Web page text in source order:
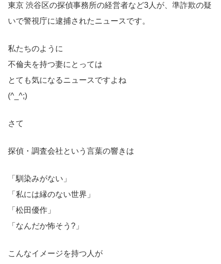
東京 渋谷区の探偵事務所の経営者など3人が、準詐欺の疑
いで警視庁に逮捕されたニュースです。
私たちのように
不倫夫を持つ妻にとっては
とても気になるニュースですよね
(^_^;)
さて
探偵・調査会社という言葉の響きは
「馴染みがない」
「私には縁のない世界」
「松田優作」
「なんだか怖そう?」
こんなイメージを持つ人が